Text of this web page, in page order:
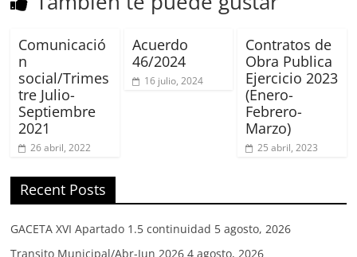
Comunicació
n
social/Trimes
tre Julio-
Septiembre
2021
26 abril, 2022
Acuerdo
46/2024
16 julio, 2024
Contratos de
Obra Publica
Ejercicio 2023
(Enero-
Febrero-
Marzo)
25 abril, 2023
Recent Posts
GACETA XVI Apartado 1.5 continuidad 5 agosto, 2026
Transito Municipal/Abr-Jun 2026 4 agosto, 2026